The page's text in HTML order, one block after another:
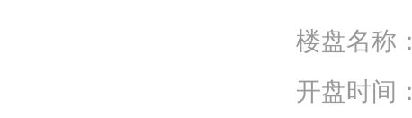
楼盘名称：
开盘时间：